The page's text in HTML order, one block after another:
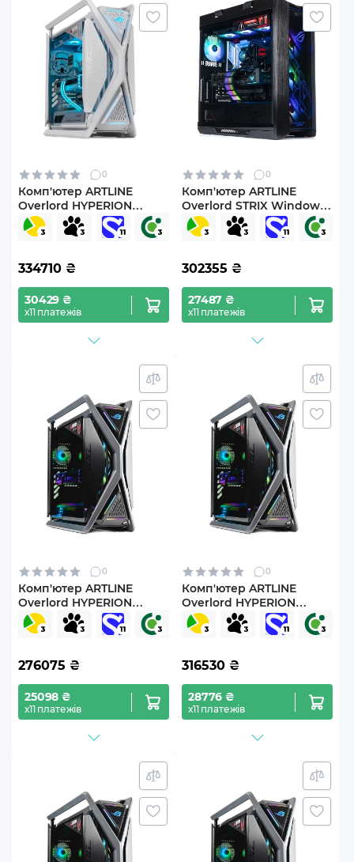
0
Комп'ютер ARTLINE
Overlord HYPERION
Windows 11 Pro
(HYPERIONv81Win)
334710 ₴
30429 ₴
х11 платежів
0
Комп'ютер ARTLINE
Overlord STRIX Windows
11 Pro (STRIXv183Win)
302355 ₴
27487 ₴
х11 платежів
0
Комп'ютер ARTLINE
Overlord HYPERION
Windows 11 Pro
(Hyperionv44Win)
276075 ₴
25098 ₴
х11 платежів
0
Комп'ютер ARTLINE
Overlord HYPERION
Windows 11 Pro
(Hyperionv51Win)
316530 ₴
28776 ₴
х11 платежів